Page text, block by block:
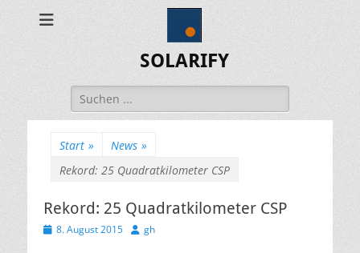
SOLARIFY
Suchen
nach:
Start » News »
Rekord: 25 Quadratkilometer CSP
Rekord: 25 Quadratkilometer CSP
Veröffentlicht
8. August 2015 Autor
gh